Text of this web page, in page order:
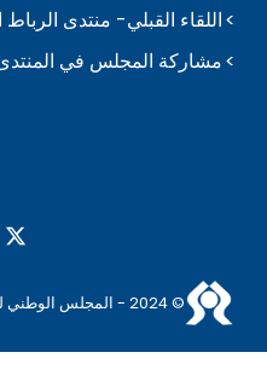
اللقاء القبلي- منتدى
مشاركة المجلس في المنتدى
© 2024 - المجلس الوطني لحقوق الانسان - Smile